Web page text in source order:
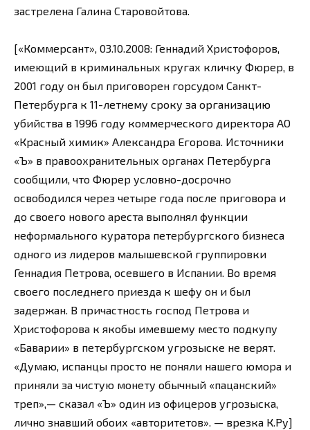
застрелена Галина Старовойтова.
[«Коммерсант», 03.10.2008: Геннадий Христофоров,
имеющий в криминальных кругах кличку Фюрер, в
2001 году он был приговорен горсудом Санкт-
Петербурга к 11-летнему сроку за организацию
убийства в 1996 году коммерческого директора АО
«Красный химик» Александра Егорова. Источники
«Ъ» в правоохранительных органах Петербурга
сообщили, что Фюрер условно-досрочно
освободился через четыре года после приговора и
до своего нового ареста выполнял функции
неформального куратора петербургского бизнеса
одного из лидеров малышевской группировки
Геннадия Петрова, осевшего в Испании. Во время
своего последнего приезда к шефу он и был
задержан. В причастность господ Петрова и
Христофорова к якобы имевшему место подкупу
«Баварии» в петербургском угрозыске не верят.
«Думаю, испанцы просто не поняли нашего юмора и
приняли за чистую монету обычный «пацанский»
треп»,— сказал «Ъ» один из офицеров угрозыска,
лично знавший обоих «авторитетов». — врезка К.Ру]